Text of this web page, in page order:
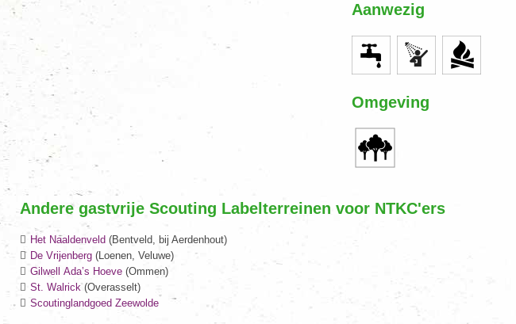
Aanwezig
Omgeving
Andere gastvrije Scouting Labelterreinen voor NTKC'ers
Het Naaldenveld (Bentveld, bij Aerdenhout)
De Vrijenberg (Loenen, Veluwe)
Gilwell Ada’s Hoeve (Ommen)
St. Walrick(Overasselt)
Scoutinglandgoed Zeewolde